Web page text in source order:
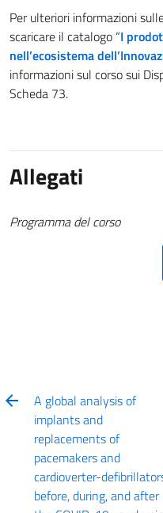
Per ulteriori informazioni
scaricare il catalogo “I
nell’ecosistema
informazioni sul corso sui
Scheda 73.
Allegati
Programma del corso
A global analysis of
implants and
replacements of
pacemakers and
cardioverter-
before, during, and after